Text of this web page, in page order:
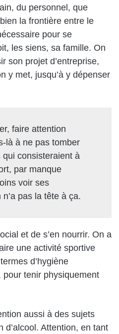
du personnel, que
la frontière entre le
pour se
les siens, sa famille. On
son projet d’entreprise,
y met, jusqu’à y dépenser
faire attention
là à ne pas tomber
consisteraient à
par manque
voir ses
n’a pas la tête à ça.
et de s’en nourrir. On a
une activité sportive
d’hygiène
tenir physiquement
aussi à des sujets
d’alcool. Attention, en tant